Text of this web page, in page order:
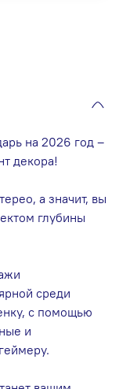
на 2026 год –
декора!
а значит, вы
глубины
среди
с помощью
и